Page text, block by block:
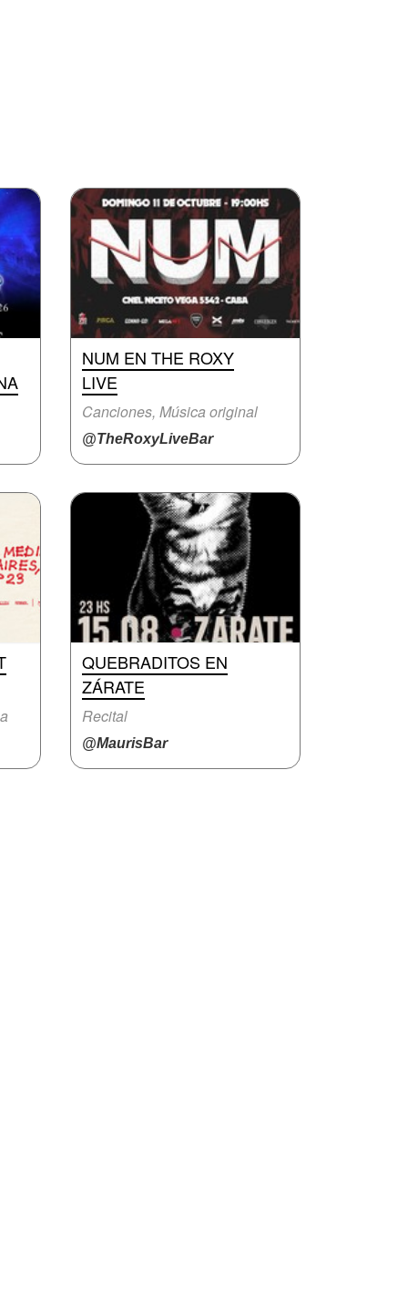
NUM EN THE ROXY
LIVE
Canciones, Música original
@TheRoxyLiveBar
QUEBRADITOS EN
ZÁRATE
Recital
@MaurisBar